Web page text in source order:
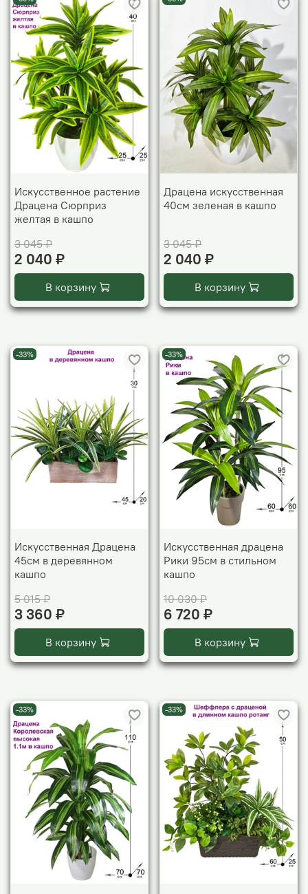
Искусственное растение
Драцена Сюрприз
желтая в кашпо
3 045 ₽
2 040 ₽
В корзину
Драцена искусственная
40см зеленая в кашпо
3 045 ₽
2 040 ₽
В корзину
-33%
Искусственная Драцена
45см в деревянном
кашпо
5 015 ₽
3 360 ₽
В корзину
-33%
Искусственная драцена
Рики 95см в стильном
кашпо
10 030 ₽
6 720 ₽
В корзину
-33% -33%